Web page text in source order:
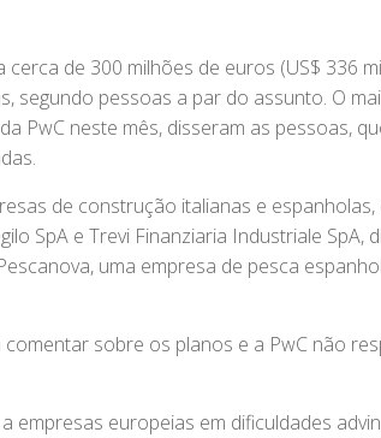
de 300 milhões de euros (US$ 336
segundo pessoas a par do assunto. O
PwC neste mês, disseram as pessoas,
de construção italianas e espanholas,
SpA e Trevi Finanziaria Industriale SpA,
uma empresa de pesca
sobre os planos e a PwC não
empresas europeias em dificuldades